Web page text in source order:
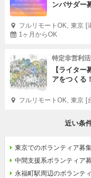
ンバサダー
フルリモートOK, 東京 [
1ヶ月からOK
特定非営利
【ライタ
アをつくる！
フルリモートOK, 東京 [
近い条
東京でのボランティア募
中間支援系ボランティア
永福町駅周辺のボランテ